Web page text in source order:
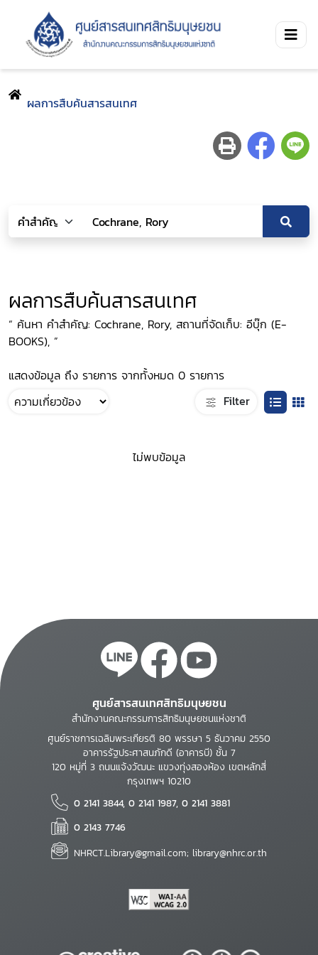
ผลการสืบค้นสารสนเทศ
ผลการสืบค้นสารสนเทศ
“ ค้นหา คำสำคัญ: Cochrane, Rory, สถานที่จัดเก็บ: อีบุ๊ก (E-
BOOKS), ”
แสดงข้อมูล ถึง รายการ จากทั้งหมด 0 รายการ
Filter
ไม่พบข้อมูล
ศูนย์สารสนเทศสิทธิมนุษยชน
สำนักงานคณะกรรมการสิทธิมนุษยชนแห่งชาติ
ศูนย์ราชการเฉลิมพระเกียรติ 80 พรรษา 5 ธันวาคม 2550
อาคารรัฐประศาสนภักดี (อาคารบี) ชั้น 7
120 หมู่ที่ 3 ถนนแจ้งวัฒนะ แขวงทุ่งสองห้อง เขตหลักสี่
กรุงเทพฯ 10210
0 2141 3844, 0 2141 1987, 0 2141 3881
0 2143 7746
NHRCT.Library@gmail.com; library@nhrc.or.th